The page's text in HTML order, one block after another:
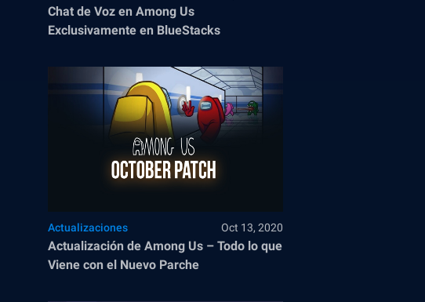
Chat de Voz en Among Us
Exclusivamente en BlueStacks
Actualizaciones Oct 13, 2020
Actualización de Among Us – Todo lo que
Viene con el Nuevo Parche